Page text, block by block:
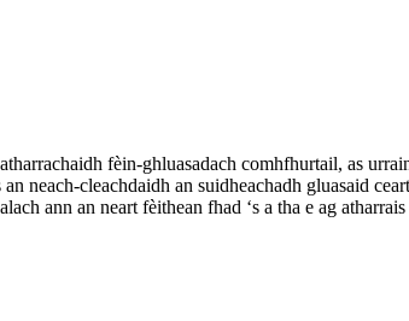
fèin-ghluasadach comhfhurtail, as
neach-cleachdaidh an suidheachadh gluasaid
ann an neart fèithean fhad ‘s a tha e ag